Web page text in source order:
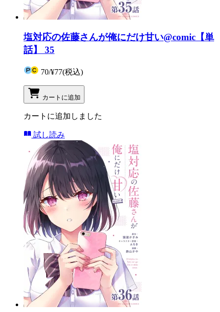
塩対応の佐藤さんが俺にだけ甘い@comic【単
話】 35
70/¥77(税込)
カートに追加
カートに追加しました
試し読み